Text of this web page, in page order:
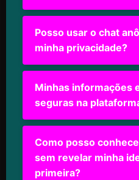
Posso usar o chat
minha privacidade?
Minhas informações
seguras na
Como posso
sem revelar minha
primeira?